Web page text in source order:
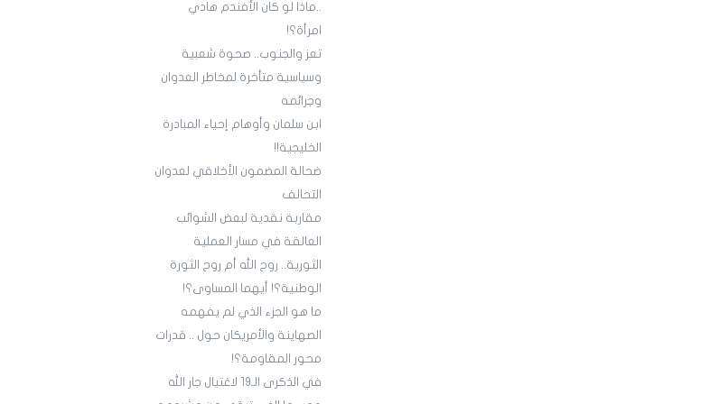
..ماذا لو كان الأفندم هادي
امرأة؟!
تعز والجنوب.. صحوة شعبية
وسياسية متأخرة لمخاطر العدوان
وجرائمه
ابن سلمان وأوهام إحياء المبادرة
الخليجية!!
ضحالة المضمون الأخلاقي لعدوان
التحالف
مقاربة نقدية لبعض الشوائب
العالقة في مسار العملية
الثورية.. روح الله أم روح الثورة
الوطنية؟! أيهما المساوى؟!
ما هو الجزء الذي لم يفهمه
الصهاينة والأمريكان حول .. قدرات
محور المقاومة؟!
في الذكرى الـ19 لاغتيال جار الله